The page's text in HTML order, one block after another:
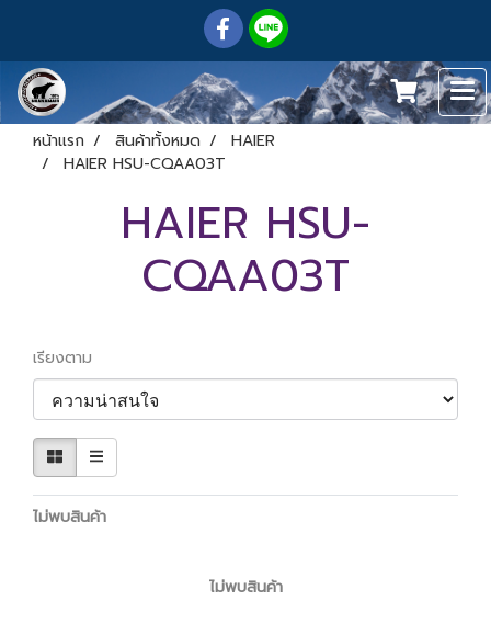
หน้าแรก สินค้าทั้งหมด
HAIER
HAIER HSU-CQAA03T
HAIER HSU-
CQAA03T
เรียงตาม
ไม่พบสินค้า
ไม่พบสินค้า